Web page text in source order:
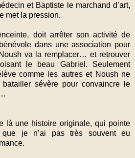
et Baptiste le marchand d’art,
met la pression.
doit arrêter son activité de
dans une association pour
va la remplacer… et retrouver
le beau Gabriel. Seulement
comme les autres et Noush ne
sévère pour convaincre le
là une histoire originale, qui pointe
je n’ai pas très souvent eu